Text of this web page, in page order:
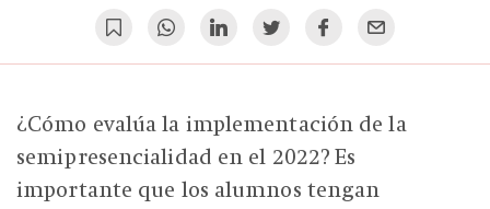
¿Cómo evalúa la implementación de la
semipresencialidad en el 2022? Es
importante que los alumnos tengan